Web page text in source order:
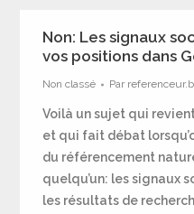
Non: Les signaux
vos positions dans
Non classé Par
Voilà un sujet qui
et qui fait débat
du référencement
quelqu’un: les signaux
les résultats de